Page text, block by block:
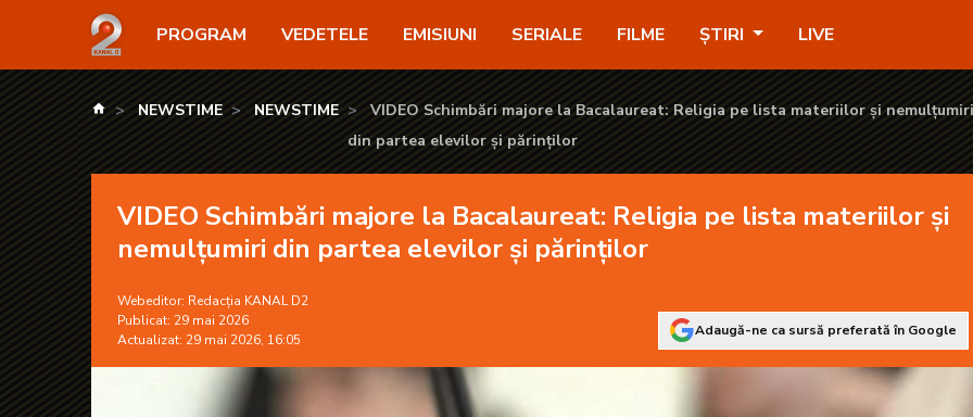
VIDEO Schimbări majore la Bacalaureat: Religia pe lista materiilor și nemulțumiri din partea elevilor și părinților -
PROGRAM VEDETELE EMISIUNI SERIALE FILME ȘTIRI LIVE
kanald.ro
NEWSTIME NEWSTIME
VIDEO Schimbări majore la Bacalaureat: Religia pe lista materiilor și nemulțumiri
din partea elevilor și părinților
VIDEO Schimbări majore la Bacalaureat: Religia pe lista materiilor și
nemulțumiri din partea elevilor și părinților
Webeditor: Redacția KANAL D2
Publicat: 29 mai 2026
Actualizat: 29 mai 2026, 16:05
Adaugă-ne ca sursă preferată în Google